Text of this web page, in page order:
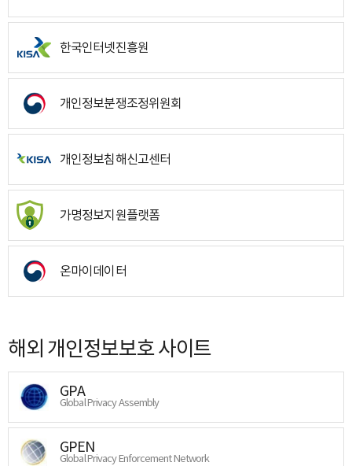
한국인터넷진흥원
개인정보분쟁조정위원회
개인정보침해신고센터
가명정보지원플랫폼
온마이데이터
해외 개인정보보호 사이트
GPA
Global Privacy Assembly
GPEN
Global Privacy Enforcement Network